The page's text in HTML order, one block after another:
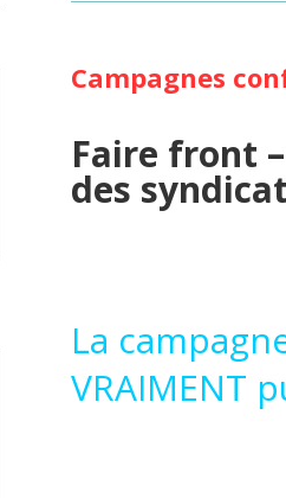
Campagnes
Faire front
des
La
VRAIMENT